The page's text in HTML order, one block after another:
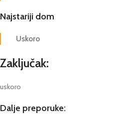
Najstariji dom
Uskoro
Zaključak:
uskoro
Dalje preporuke: